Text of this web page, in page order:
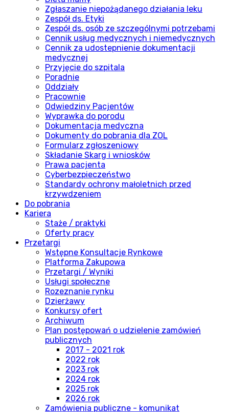
Zgłaszanie niepożądanego działania leku
Zespół ds. Etyki
Zespół ds. osób ze szczególnymi potrzebami
Cennik usług medycznych i niemedycznych
Cennik za udostepnienie dokumentacji
medycznej
Przyjęcie do szpitala
Poradnie
Oddziały
Pracownie
Odwiedziny Pacjentów
Wyprawka do porodu
Dokumentacja medyczna
Dokumenty do pobrania dla ZOL
Formularz zgłoszeniowy
Składanie Skarg i wniosków
Prawa pacjenta
Cyberbezpieczeństwo
Standardy ochrony małoletnich przed
krzywdzeniem
Do pobrania
Kariera
Staże / praktyki
Oferty pracy
Przetargi
Wstępne Konsultacje Rynkowe
Platforma Zakupowa
Przetargi / Wyniki
Usługi społeczne
Rozeznanie rynku
Dzierżawy
Konkursy ofert
Archiwum
Plan postępowań o udzielenie zamówień
publicznych
2017 - 2021 rok
2022 rok
2023 rok
2024 rok
2025 rok
2026 rok
Zamówienia publiczne - komunikat